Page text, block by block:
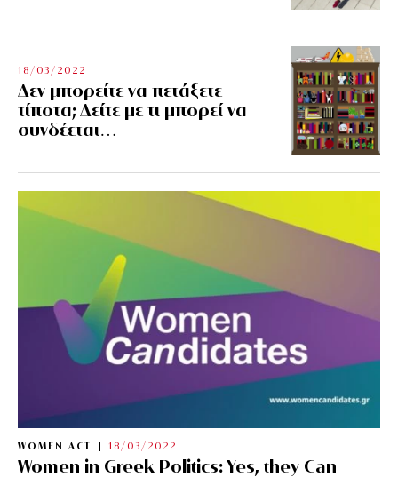
18/03/2022
Δεν μπορείτε να πετάξετε
τίποτα; Δείτε με τι μπορεί να
συνδέεται…
WOMEN ACT 18/03/2022
Women in Greek Politics: Yes, they Can